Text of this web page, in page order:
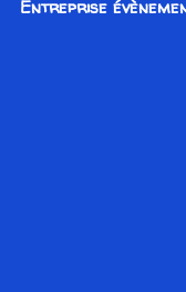
Entreprise